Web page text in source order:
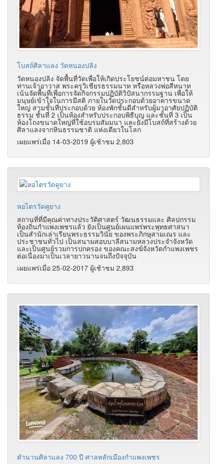
โบสถ์ศิลาแลง วัดหนองปลิง
วัดหนองปลิง จัดพื้นที่วัดเพื่อให้เกิดประโยชน์ต่อมหาชน โดย
ท่านเจ้าอาวาส พระครูวิเชียรธรรมนาท หรือหลวงพ่อสีหนาท
เน้นจัดพื้นที่เพื่อการจัดกิจกรรมปฏิบัติวิปัสนากรรมฐาน เพื่อให้
มนุษย์เข้าใจในการมีสติ ภายในวัดประกอบด้วยอาคารขนาด
ใหญ่ สามชั้นที่ประกอบด้วย ห้องพักชั้นดีสำหรับผู้มาอาศัยปฏิบัติ
ธรรม ชั้นที่ 2 เป็นห้องสำหรับประกอบพิธีบุญ และชั้นที่ 3 เป็น
ห้องโถงขนาดใหญ่ที่ใช้อบรมสัมมนา และยังมีโบสถ์ที่สร้างด้วย
ศิลาแลงจากหินธรรมชาติ แห่งเดียวในโลก
เผยแพร่เมื่อ 14-03-2019 ผู้เช้าชม 2,803
หอไตรวัดคูยาง
สถานที่ที่มีคุณค่าทางประวัติศาสตร์ วัฒนธรรมและ ศิลปกรรม
ท้องถิ่นกำแพงเพชรแล้ว ยังเป็นศูนย์เผนแพร่พระพุทธศาสนา
เป็นสำนักเล่าเรียนพระธรรมวินัย ของพระภิกษุสามเณร และ
ประชาชนทั่วไป เป็นสนามสอบบาลีสนามหลวงประจำจังหวัด
และเป็นศูนย์รวมการปกครอง ของคณะสงฆ์จังหวัดกำแพงเพชร
ต่อเนื่องมาเป็นเวลายาวนานจนถึงปัจจุบัน
เผยแพร่เมื่อ 25-02-2017 ผู้เช้าชม 2,893
ตำนานศิลาแลง 700 ปี ศาลหลักเมืองกำแพงเพชร